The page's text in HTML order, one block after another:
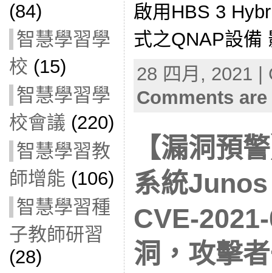
(84)
智慧學習學
校 (15)
智慧學習學
校會議 (220)
智慧學習教
師增能 (106)
智慧學習種
子教師研習
(28)
啟用HBS 3
式之QNAP設
28 四月, 2021
Comments
【漏洞預
系統
CVE-
洞，攻擊